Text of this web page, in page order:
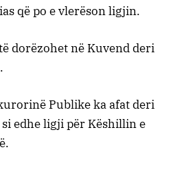
që po e vlerëson ligjin.
dorëzohet në Kuvend deri
Publike ka afat deri
edhe ligji për Këshillin e